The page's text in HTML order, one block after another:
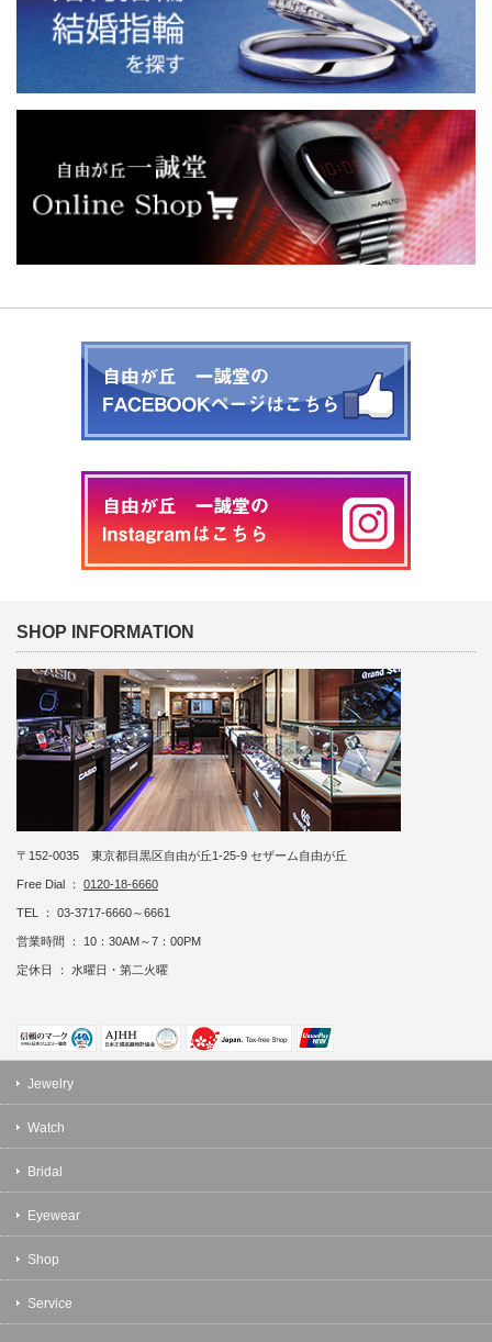
SHOP INFORMATION
〒152-0035 東京都目黒区自由が丘1-25-9 セザーム自由が丘
Free Dial ： 0120-18-6660
TEL ： 03-3717-6660～6661
営業時間 ： 10：30AM～7：00PM
定休日 ： 水曜日・第二火曜
Jewelry
Watch
Bridal
Eyewear
Shop
Service